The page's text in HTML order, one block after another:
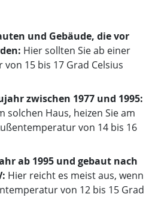
und Gebäude, die vor
Hier sollten Sie ab einer
15 bis 17 Grad Celsius
zwischen 1977 und 1995:
solchen Haus, heizen Sie am
von 14 bis 16
ab 1995 und gebaut nach
Hier reicht es meist aus, wenn
von 12 bis 15 Grad